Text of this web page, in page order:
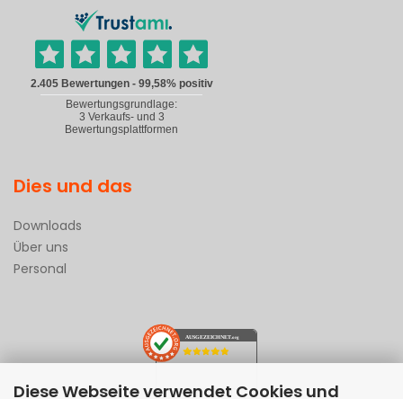
Diese Webseite verwendet Cookies und
Dies und das
Downloads
Über uns
Personal
AUSGEZEICHNET.org
SEHR GUT